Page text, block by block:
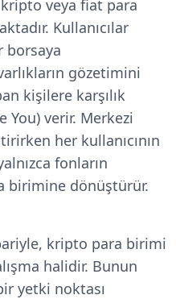
kripto veya fiat para
Kullanıcılar
borsaya
gözetimini
kişilere karşılık
You) verir. Merkezi
her kullanıcının
fonların
birimine dönüştürür.
kripto para birimi
halidir. Bunun
yetki noktası